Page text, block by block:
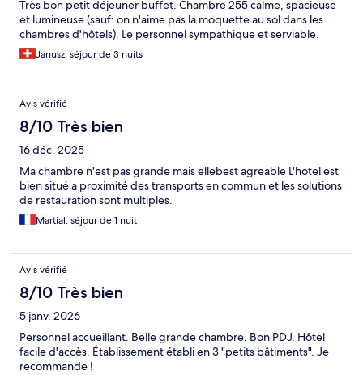
Très bon petit déjeuner buffet. Chambre 255 calme, spacieuse
et lumineuse (sauf: on n'aime pas la moquette au sol dans les
chambres d'hôtels). Le personnel sympathique et serviable.
Janusz, séjour de 3 nuits
Avis vérifié
8/10 Très bien
16 déc. 2025
Ma chambre n'est pas grande mais ellebest agreable L'hotel est
bien situé a proximité des transports en commun et les solutions
de restauration sont multiples.
Martial, séjour de 1 nuit
Avis vérifié
8/10 Très bien
5 janv. 2026
Personnel accueillant. Belle grande chambre. Bon PDJ. Hôtel
facile d'accès. Établissement établi en 3 "petits bâtiments". Je
recommande !